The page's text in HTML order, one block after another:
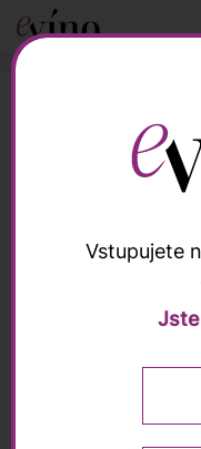
Castello di
Gavi "Il
2025,
Vstupujete